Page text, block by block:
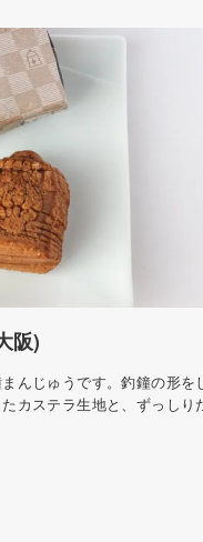
阪)
んじゅうです。釣鐘の形を
カステラ生地と、ずっしり